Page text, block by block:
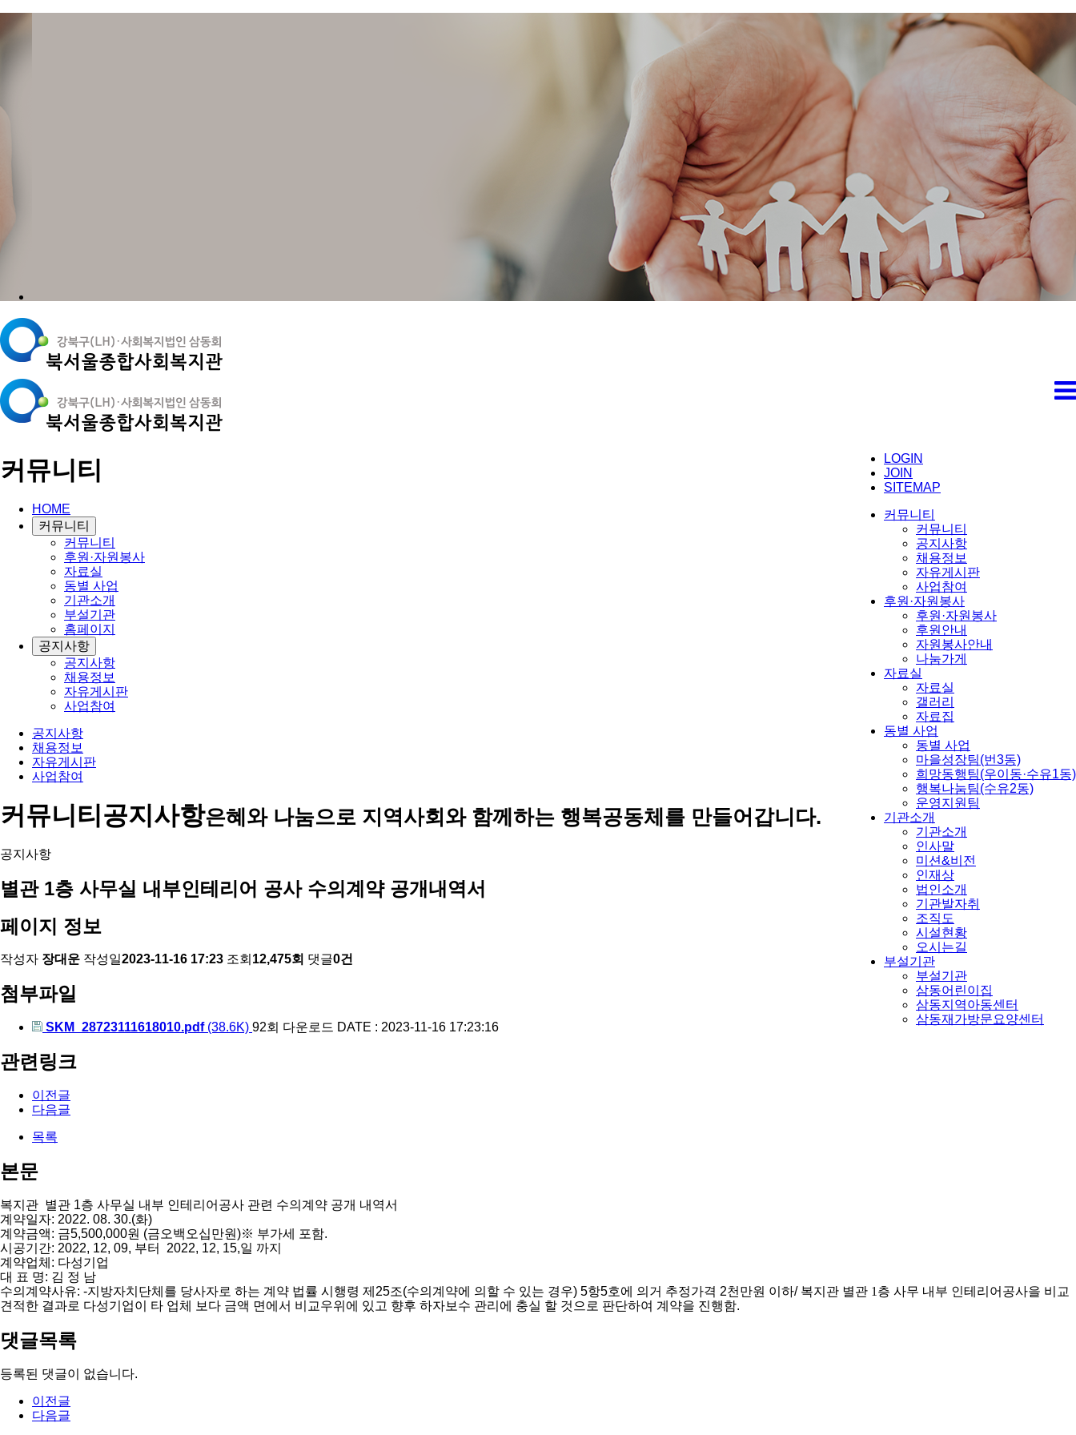
LOGIN
JOIN
SITEMAP
커뮤니티
커뮤니티
공지사항
채용정보
자유게시판
사업참여
후원·자원봉사
후원·자원봉사
후원안내
자원봉사안내
나눔가게
자료실
자료실
갤러리
자료집
동별 사업
동별 사업
마을성장팀(번3동)
희망동행팀(우이동·수유1동)
행복나눔팀(수유2동)
운영지원팀
기관소개
기관소개
인사말
미션&비전
인재상
법인소개
기관발자취
조직도
시설현황
오시는길
부설기관
부설기관
삼동어린이집
삼동지역아동센터
삼동재가방문요양센터
커뮤니티
HOME
커뮤니티
커뮤니티
후원·자원봉사
자료실
동별 사업
기관소개
부설기관
홈페이지
공지사항
공지사항
채용정보
자유게시판
사업참여
공지사항
채용정보
자유게시판
사업참여
커뮤니티공지사항은혜와 나눔으로 지역사회와 함께하는 행복공동체를 만들어갑니다.
공지사항
별관 1층 사무실 내부인테리어 공사 수의계약 공개내역서
페이지 정보
작성자 장대운 작성일2023-11-16 17:23 조회 12,475회 댓글0건
첨부파일
SKM_28723111618010.pdf(38.6K) 92회 다운로드 DATE : 2023-11-16 17:23:16
관련링크
이전글
다음글
목록
본문
복지관 별관 1층 사무실 내부 인테리어공사 관련 수의계약 공개 내역서
계약일자: 2022. 08. 30.(화)
계약금액: 금5,500,000원 (금오백오십만원)※ 부가세 포함.
시공기간: 2022, 12, 09, 부터 2022, 12, 15,일 까지
계약업체 : 다성기업
대 표 명: 김 정 남
수의계약사유: -지방자치단체를 당사자로 하는 계약 법률 시행령 제 25조(수의계약에 의할 수 있는 경우) 5항5호에 의거 추정가격 2천만원 이하/ 복지관 별관 1층 사무 내부 인테리어 공사을 비교
견적한 결과로 다성기업이 타 업체 보다 금액 면에서 비교우위에 있고 향후 하자보수 관리에 충실 할 것으로 판단하여 계약을 진행함.
댓글목록
등록된 댓글이 없습니다.
이전글
다음글